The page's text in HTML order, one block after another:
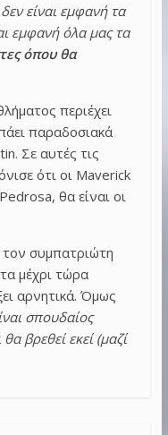
είναι εμφανή τα
εμφανή όλα μας τα
όπου θα
περιέχει
παραδοσιακά
Σε αυτές τις
ότι οι Maverick
θα είναι οι
τον συμπατριώτη
μέχρι τώρα
αρνητικά. Όμως
σπουδαίος
βρεθεί εκεί (μαζί